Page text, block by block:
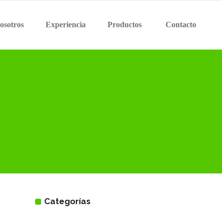
Experiencia Productos Contacto
Categorías